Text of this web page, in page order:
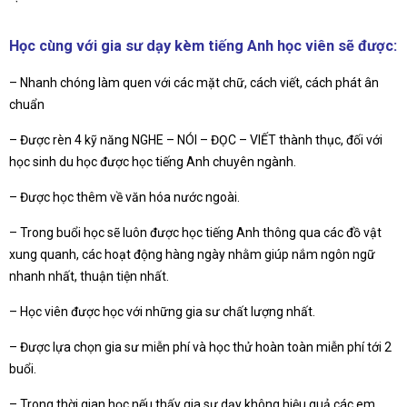
Học cùng với gia sư dạy kèm tiếng Anh học viên sẽ được:
– Nhanh chóng làm quen với các mặt chữ, cách viết, cách phát ân
chuẩn
– Được rèn 4 kỹ năng NGHE – NÓI – ĐỌC – VIẾT thành thục, đối với
học sinh du học được học tiếng Anh chuyên ngành.
– Được học thêm về văn hóa nước ngoài.
– Trong buổi học sẽ luôn được học tiếng Anh thông qua các đồ vật
xung quanh, các hoạt động hàng ngày nhằm giúp nắm ngôn ngữ
nhanh nhất, thuận tiện nhất.
– Học viên được học với những gia sư chất lượng nhất.
– Được lựa chọn gia sư miễn phí và học thử hoàn toàn miễn phí tới 2
buổi.